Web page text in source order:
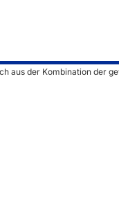
aus der Kombination der